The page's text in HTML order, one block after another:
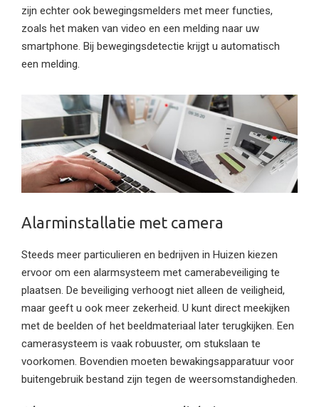
zijn echter ook bewegingsmelders met meer functies,
zoals het maken van video en een melding naar uw
smartphone. Bij bewegingsdetectie krijgt u automatisch
een melding.
Alarminstallatie met camera
Steeds meer particulieren en bedrijven in Huizen kiezen
ervoor om een alarmsysteem met camerabeveiliging te
plaatsen. De beveiliging verhoogt niet alleen de veiligheid,
maar geeft u ook meer zekerheid. U kunt direct meekijken
met de beelden of het beeldmateriaal later terugkijken. Een
camerasysteem is vaak robuuster, om stukslaan te
voorkomen. Bovendien moeten bewakingsapparatuur voor
buitengebruik bestand zijn tegen de weersomstandigheden.